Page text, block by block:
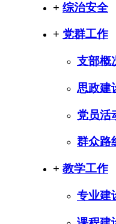
+ 综治安全
+ 党群工作
支部概
思政建
党员活
群众路
+ 教学工作
专业建